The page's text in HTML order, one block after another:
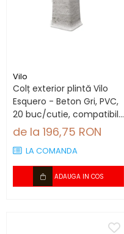
Vilo
Colț exterior plintă Vilo
Esquero - Beton Gri, PVC,
20 buc/cutie, compatibil
plintă 66.6 mm
de la 196,75 RON
LA COMANDA
ADAUGA IN COS